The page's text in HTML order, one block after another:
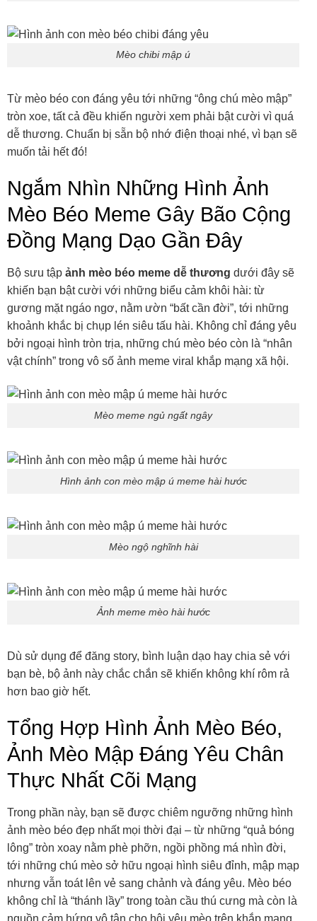
Mèo chibi mập ú
Từ mèo béo con đáng yêu tới những “ông chú mèo mập”
tròn xoe, tất cả đều khiến người xem phải bật cười vì quá
dễ thương. Chuẩn bị sẵn bộ nhớ điện thoại nhé, vì bạn sẽ
muốn tải hết đó!
Ngắm Nhìn Những Hình Ảnh
Mèo Béo Meme Gây Bão Cộng
Đồng Mạng Dạo Gần Đây
Bộ sưu tập ảnh mèo béo meme dễ thương dưới đây sẽ
khiến bạn bật cười với những biểu cảm khôi hài: từ
gương mặt ngáo ngơ, nằm ườn “bất cần đời”, tới những
khoảnh khắc bị chụp lén siêu tấu hài. Không chỉ đáng yêu
bởi ngoại hình tròn trịa, những chú mèo béo còn là “nhân
vật chính” trong vô số ảnh meme viral khắp mạng xã hội.
Mèo meme ngủ ngất ngây
Hình ảnh con mèo mập ú meme hài hước
Mèo ngộ nghĩnh hài
Ảnh meme mèo hài hước
Dù sử dụng để đăng story, bình luận dạo hay chia sẻ với
bạn bè, bộ ảnh này chắc chắn sẽ khiến không khí rôm rả
hơn bao giờ hết.
Tổng Hợp Hình Ảnh Mèo Béo,
Ảnh Mèo Mập Đáng Yêu Chân
Thực Nhất Cõi Mạng
Trong phần này, bạn sẽ được chiêm ngưỡng những hình
ảnh mèo béo đẹp nhất mọi thời đại – từ những “quả bóng
lông” tròn xoay nằm phè phỡn, ngồi phồng má nhìn đời,
tới những chú mèo sở hữu ngoại hình siêu đỉnh, mập mạp
nhưng vẫn toát lên vẻ sang chảnh và đáng yêu. Mèo béo
không chỉ là “thánh lầy” trong toàn cầu thú cưng mà còn là